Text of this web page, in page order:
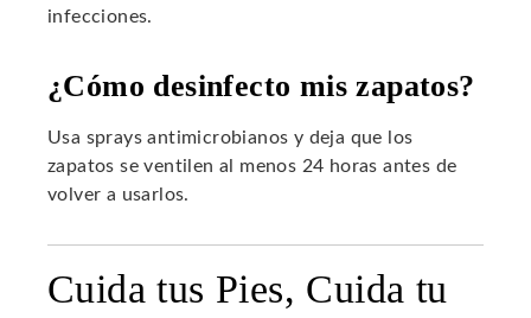
infecciones.
¿Cómo desinfecto mis zapatos?
Usa sprays antimicrobianos y deja que los
zapatos se ventilen al menos 24 horas antes de
volver a usarlos.
Cuida tus Pies, Cuida tu